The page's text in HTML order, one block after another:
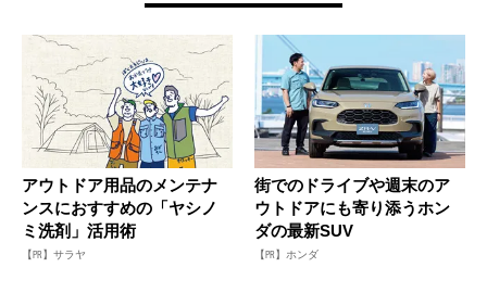
アウトドア用品のメンテナ
ンスにおすすめの「ヤシノ
ミ洗剤」活用術
【PR】サラヤ
街でのドライブや週末のア
ウトドアにも寄り添うホン
ダの最新SUV
【PR】ホンダ